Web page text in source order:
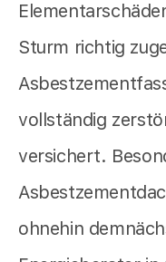
Sturm richtig
vollständig
versichert.
ohnehin